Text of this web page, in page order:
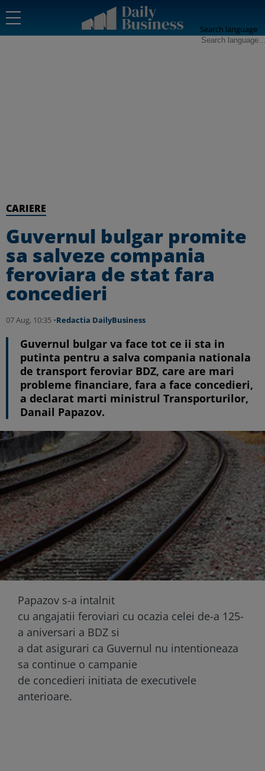
Search language
CARIERE
Guvernul bulgar promite
sa salveze compania
feroviara de stat fara
concedieri
07 Aug, 10:35 •Redactia DailyBusiness
Guvernul bulgar va face tot ce ii sta in
putinta pentru a salva compania nationala
de transport feroviar BDZ, care are mari
probleme financiare, fara a face concedieri,
a declarat marti ministrul Transporturilor,
Danail Papazov.
Papazov s-a intalnit
cu angajatii feroviari cu ocazia celei de-a 125-
a aniversari a BDZ si
a dat asigurari ca Guvernul nu intentioneaza
sa continue o campanie
de concedieri initiata de executivele
anterioare.